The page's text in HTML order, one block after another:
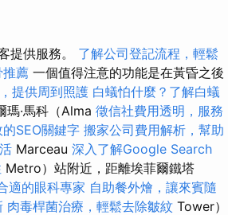
提供服務。 了解公司登記流程，輕鬆
推薦 一個值得注意的功能是在黃昏之後
提供周到照護 白蟻怕什麼？了解白蟻
瑪·馬科（Alma 徵信社費用透明，服務
SEO關鍵字 搬家公司費用解析，幫助
Marceau 深入了解Google Search
Metro）站附近，距離埃菲爾鐵塔
適的眼科專家 自助餐外燴，讓來賓隨
肉毒桿菌治療，輕鬆去除皺紋 Tower）